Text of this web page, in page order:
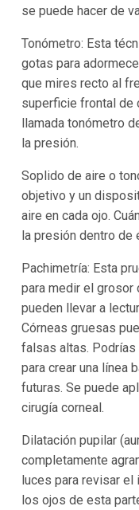
se puede hacer de
Tonómetro: Esta
gotas para
que mires recto al
superficie frontal de
llamada tonómetro
la presión.
Soplido de aire o
objetivo y un
aire en cada ojo.
la presión dentro de
Pachimetría: Esta
para medir el grosor
pueden llevar a
Córneas gruesas
falsas altas.
para crear una línea
futuras. Se puede
cirugía corneal.
Dilatación pupilar
completamente
luces para revisar el
los ojos de esta